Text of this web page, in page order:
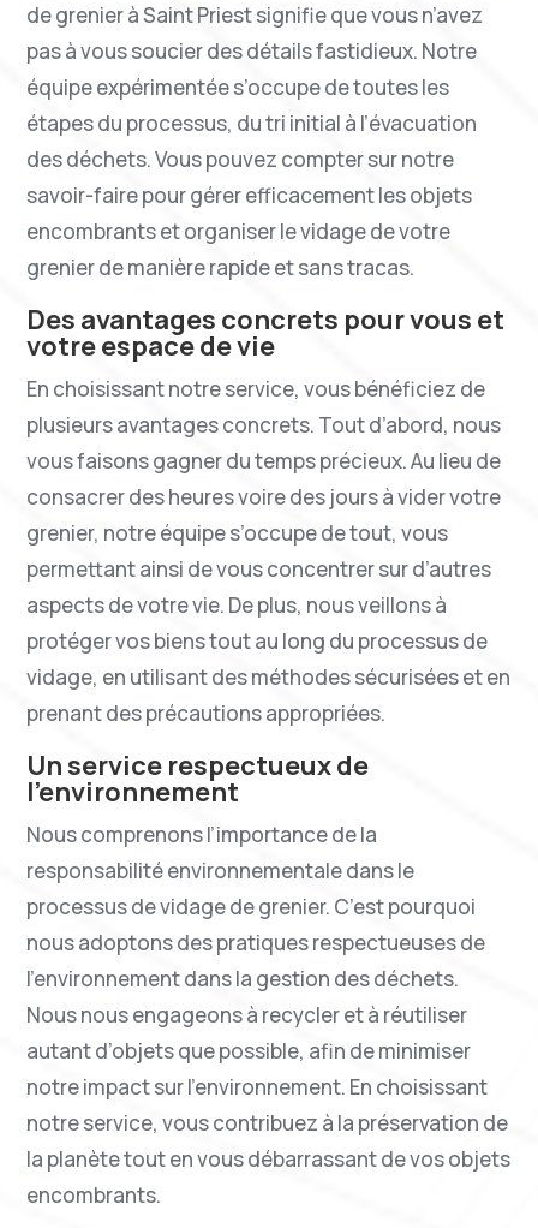
de grenier à Saint Priest signifie que vous n’avez
pas à vous soucier des détails fastidieux. Notre
équipe expérimentée s’occupe de toutes les
étapes du processus, du tri initial à l’évacuation
des déchets. Vous pouvez compter sur notre
savoir-faire pour gérer efficacement les objets
encombrants et organiser le vidage de votre
grenier de manière rapide et sans tracas.
Des avantages concrets pour vous et
votre espace de vie
En choisissant notre service, vous bénéficiez de
plusieurs avantages concrets. Tout d’abord, nous
vous faisons gagner du temps précieux. Au lieu de
consacrer des heures voire des jours à vider votre
grenier, notre équipe s’occupe de tout, vous
permettant ainsi de vous concentrer sur d’autres
aspects de votre vie. De plus, nous veillons à
protéger vos biens tout au long du processus de
vidage, en utilisant des méthodes sécurisées et en
prenant des précautions appropriées.
Un service respectueux de
l’environnement
Nous comprenons l’importance de la
responsabilité environnementale dans le
processus de vidage de grenier. C’est pourquoi
nous adoptons des pratiques respectueuses de
l’environnement dans la gestion des déchets.
Nous nous engageons à recycler et à réutiliser
autant d’objets que possible, afin de minimiser
notre impact sur l’environnement. En choisissant
notre service, vous contribuez à la préservation de
la planète tout en vous débarrassant de vos objets
encombrants.